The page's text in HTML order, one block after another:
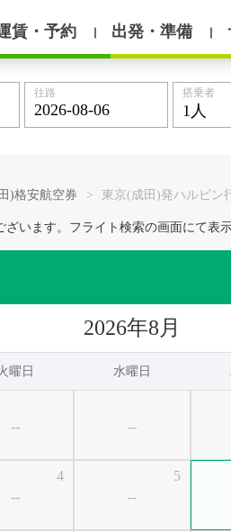
賃・予約 出発・準備
往路 搭乗者
)格安航空券 > 東京(成田)発ハルビン
います。フライト検索の画面にて表
2026年8月
曜日 水曜日
-- --
--
4
--
5